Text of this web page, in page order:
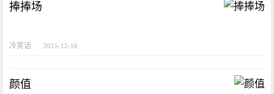
捧捧场
冷笑话 2015-12-16
颜值